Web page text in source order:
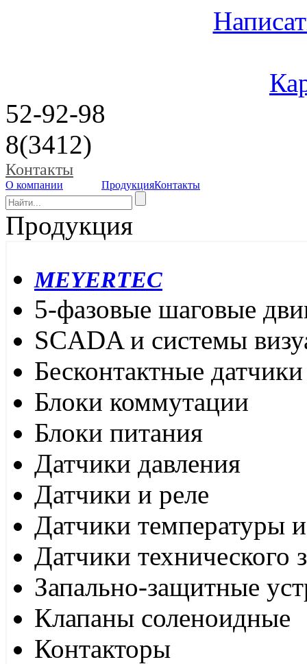
52-92-98
8(3412)
Контакты
О компании ПродукцияКонтакты
Продукция
MEYERTEC
5-фазовые шаговые
SCADA и системы
Бесконтактные датчики
Блоки коммутации
Блоки питания
Датчики давления
Датчики и реле
Датчики температуры
Датчики технического
Запально-защитные
Клапаны соленоидные
Контакторы